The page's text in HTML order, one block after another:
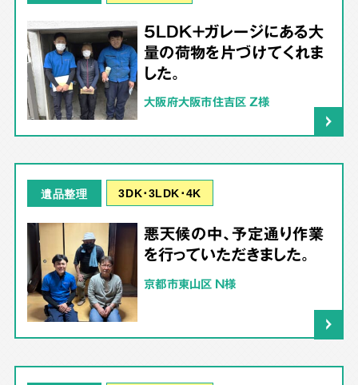
5LDK＋ガレージにある大
量の荷物を片づけてくれま
した。
大阪府大阪市住吉区 Z様
遺品整理 3DK･3LDK･4K
悪天候の中、予定通り作業
を行っていただきました。
京都市東山区 N様